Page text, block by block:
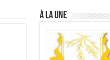
À LA UNE